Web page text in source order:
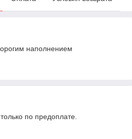
наполнением
по предоплате.